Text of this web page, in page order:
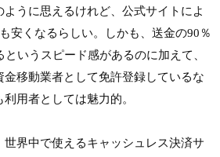
うに思えるけれど、公式サイトによ
安くなるらしい。しかも、送金の90％
いうスピード感があるのに加えて、
金移動業者として免許登録しているな
用者としては魅力的。
世界中で使えるキャッシュレス決済サ